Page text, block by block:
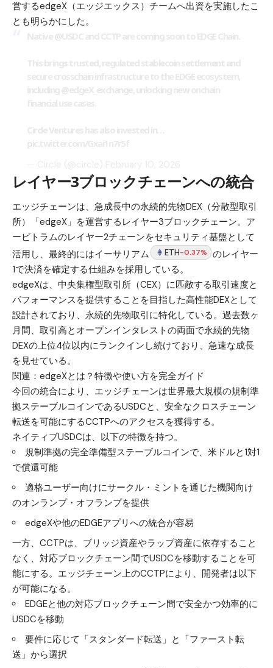
営するedgeX（エッジエックス） チームへ出資を実施したこ
とも明らかにした。
レイヤー3ブロックチェーンへの統合
エッジチェーンは、急成長中の永続的先物DEX（分散型取引
所）「edgeX」を運営するレイヤー3ブロックチェーン。ア
ービトラムのレイヤー2チェーンをセキュリティ基盤として
活用し、最終的にはイーサリアム
ETH-0.37%
のレイヤー
1で決済を確定する仕組みを採用している。
edgeXは、中央集権型取引所（CEX）に匹敵する取引速度と
パフォーマンスを提供することを目指した高性能DEXとして
設計されており、永続的先物取引に特化している。過去数ヶ
月間、取引高とオープンインタレストの両面で永続的先物
DEXの上位4位以内にランクインし続けており、急速な成長
を見せている。
関連： edgeXとは？特徴や使い方を完全ガイド
今回の統合により、エッジチェーンは世界最大規模の規制準
拠ステーブルコインであるUSDCと、安全なクロスチェーン
転送を可能にするCCTPへのアクセスを獲得する。
ネイティブUSDCは、以下の特徴を持つ。
規制準拠の完全準備型ステーブルコインで、米ドルと1対1
で償還可能
適格ユーザー向けにサークル・ミントを通じた機関向け
のオンランプ・オフランプを提供
edgeXや他のEDGEアプリへの統合が容易
一方、CCTPは、ブリッジ資産やラップ資産に依存すること
なく、対応ブロックチェーン間でUSDCを移動することを可
能にする。エッジチェーン上のCCTPにより、開発者は以下
が可能になる。
EDGEと他の対応ブロックチェーン間で安全かつ効率的に
USDCを移動
要件に応じて「スタンダード転送」と「ファースト転
送」から選択